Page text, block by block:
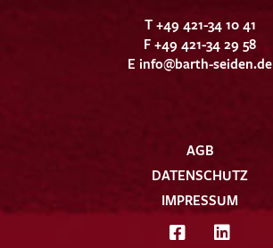
T +49 421-34 10 41
F +49 421-34 29 58
E info@barth-seiden.de
AGB
DATENSCHUTZ
IMPRESSUM